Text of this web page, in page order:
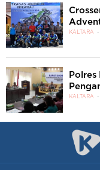
KALTARA
Polres
KALTARA